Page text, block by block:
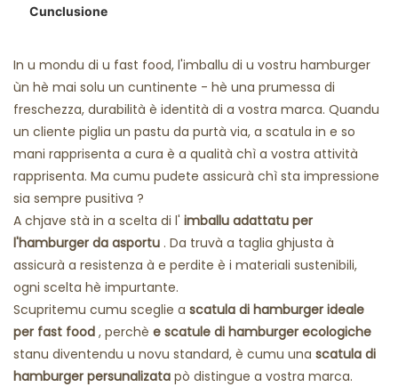
Forme è Benefici di Scatole Populari
a cumpusizione è e prestazioni
❖ Carta ondulata / Micro-flute ondulata
❖ Materiali biodegradabili / à base di pasta di cellulosa /
Scatola per hamburger compostabile
❖ Trattamenti è Rivestimenti di Barriera
strutturali
● Sigillatura à caldu è chjusura sicura
● Resistenza à u grassu / oliu
● Accatastamentu è Cuscinettu di Caricu
● Snap-lock, Button Linguettes, Design No-Paste
● Ventilazione (Opzionale)
● Isolamentu è Ritenzione di Calore
Finitura è stampa persunalizate
Impegnu Ecologicu
Cunclusione
In u mondu di u fast food, l'imballu di u vostru hamburger
ùn hè mai solu un cuntinente - hè una prumessa di
freschezza, durabilità è identità di a vostra marca. Quandu
un cliente piglia un pastu da purtà via, a scatula in e so
mani rapprisenta a cura è a qualità chì a vostra attività
rapprisenta. Ma cumu pudete assicurà chì sta impressione
sia sempre pusitiva ?
A chjave stà in a scelta di l' imballu adattatu per
l'hamburger da asportu . Da truvà a taglia ghjusta à
assicurà a resistenza à e perdite è i materiali sustenibili,
ogni scelta hè impurtante.
Scupritemu cumu sceglie a scatula di hamburger ideale
per fast food , perchè e scatule di hamburger ecologiche
stanu diventendu u novu standard, è cumu una scatula di
hamburger persunalizata pò distingue a vostra marca.